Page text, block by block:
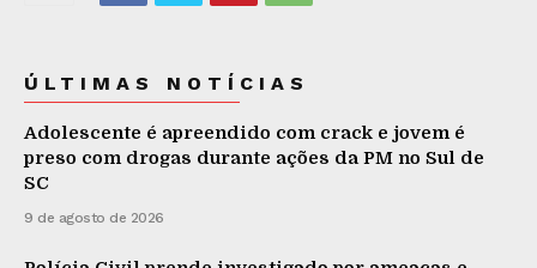
ÚLTIMAS NOTÍCIAS
Adolescente é apreendido com crack e jovem é
preso com drogas durante ações da PM no Sul de
SC
9 de agosto de 2026